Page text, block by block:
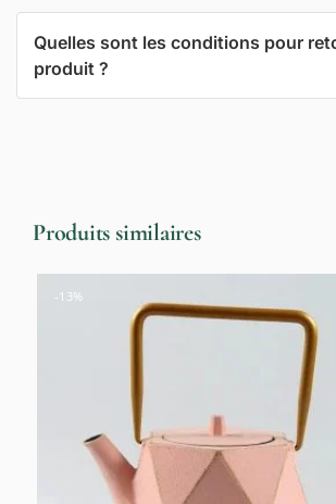
Quelles sont les conditions pour
produit ?
Produits similaires
-13%